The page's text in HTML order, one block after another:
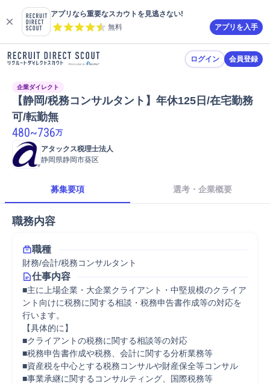
アプリなら重要なスカウトを見逃さない!
無料
アプリを入手
ログイン 会員登録
企業ダイレクト
【静岡/税務コンサルタント】年休125日/在宅勤務
可/転勤無
480~736万
アタックス税理士法人
静岡県静岡市葵区
募集要項 選考・企業概要
職務内容
職種
財務/会計/税務コンサルタント
仕事内容
■主に上場企業・大企業クライアント・中堅規模のクライア
ント向けに税務に関する相談・税務申告書作成等の対応を
行います。
【具体的に】
■クライアントの税務に関する相談等の対応
■税務申告書作成や税務、会計に関する分析業務等
■資産税を中心とする税務コンサルや財産保全等コンサル
■事業承継に関するコンサルティング、国際税務等